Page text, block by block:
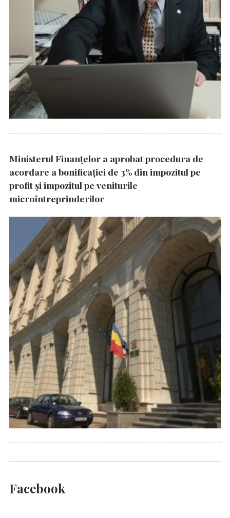
Ministerul Finanțelor a aprobat procedura de
acordare a bonificației de 3% din impozitul pe
profit și impozitul pe veniturile
microîntreprinderilor
Facebook